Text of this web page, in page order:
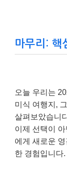
마무리: 핵
오늘 우리는
미식 여행지,
살펴보았습니
이제 선택이
에게 새로운
한 경험입니다.